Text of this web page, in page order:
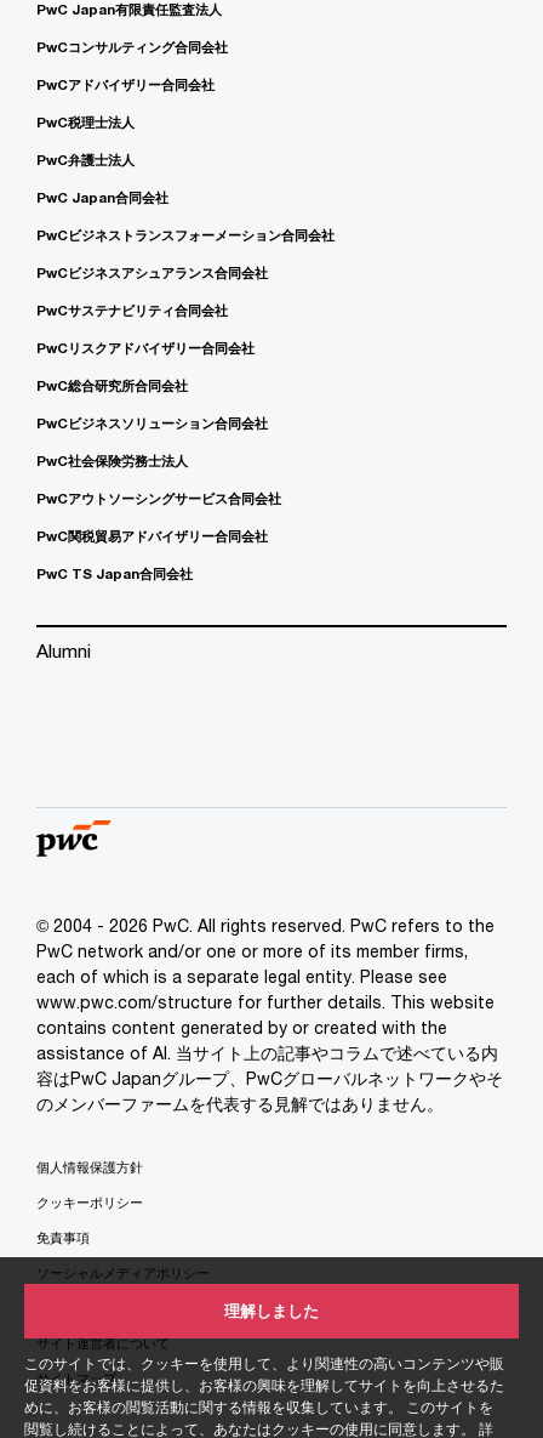
このサイトでは、クッキーを使用して、より関連性の高いコンテンツや販
促資料をお客様に提供し、お客様の興味を理解してサイトを向上させるた
めに、お客様の閲覧活動に関する情報を収集しています。 このサイトを
閲覧し続けることによって、あなたはクッキーの使用に同意します。 詳
理解しました
PwC Japan有限責任監査法人
PwCコンサルティング合同会社
PwCアドバイザリー合同会社
PwC税理士法人
PwC弁護士法人
PwC Japan合同会社
PwCビジネストランスフォーメーション合同会社
PwCビジネスアシュアランス合同会社
PwCサステナビリティ合同会社
PwCリスクアドバイザリー合同会社
PwC総合研究所合同会社
PwCビジネスソリューション合同会社
PwC社会保険労務士法人
PwCアウトソーシングサービス合同会社
PwC関税貿易アドバイザリー合同会社
PwC TS Japan合同会社
Alumni
© 2004 - 2026 PwC. All rights reserved. PwC refers to the
PwC network and/or one or more of its member firms,
each of which is a separate legal entity. Please see
www.pwc.com/structure for further details. This website
contains content generated by or created with the
assistance of AI. 当サイト上の記事やコラムで述べている内
容はPwC Japanグループ、PwCグローバルネットワークやそ
のメンバーファームを代表する見解ではありません。
個人情報保護方針
クッキーポリシー
免責事項
ソーシャルメディアポリシー
サイト運営者について
サイトマップ